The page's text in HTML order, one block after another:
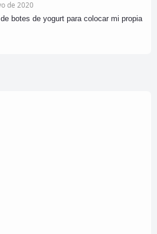
de 2020
botes de yogurt para colocar mi propia